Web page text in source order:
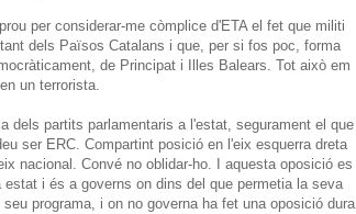
per considerar-me còmplice d'ETA el fet que militi
dels Països Catalans i que, per si fos poc, forma
de Principat i Illes Balears. Tot això em
un terrorista.
dels partits parlamentaris a l'estat, segurament el que
ser ERC. Compartint posició en l'eix esquerra dreta
nacional. Convé no oblidar-ho. I aquesta oposició es
i és a governs on dins del que permetia la seva
programa, i on no governa ha fet una oposició dura